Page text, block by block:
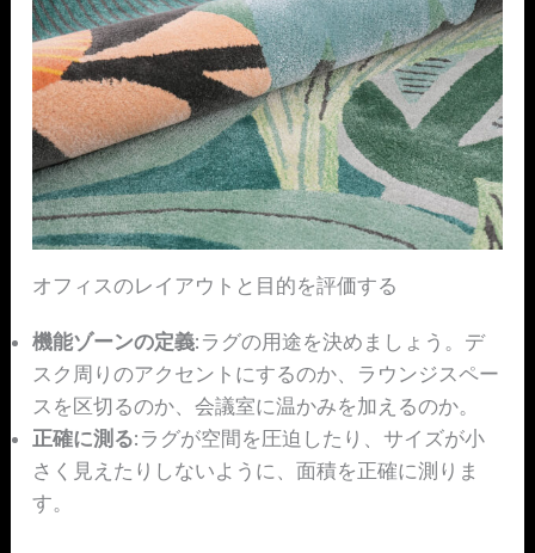
オフィスのレイアウトと目的を評価する
機能ゾーンの定義:ラグの用途を決めましょう。デ
スク周りのアクセントにするのか、ラウンジスペー
スを区切るのか、会議室に温かみを加えるのか。
正確に測る:ラグが空間を圧迫したり、サイズが小
さく見えたりしないように、面積を正確に測りま
す。